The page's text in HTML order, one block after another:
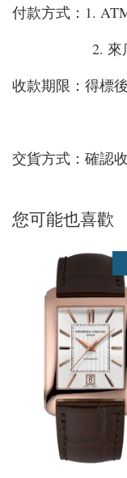
付款方式：1.
2. 來店取貨
收款期限：得標
交貨方式：確認
您可能也喜歡